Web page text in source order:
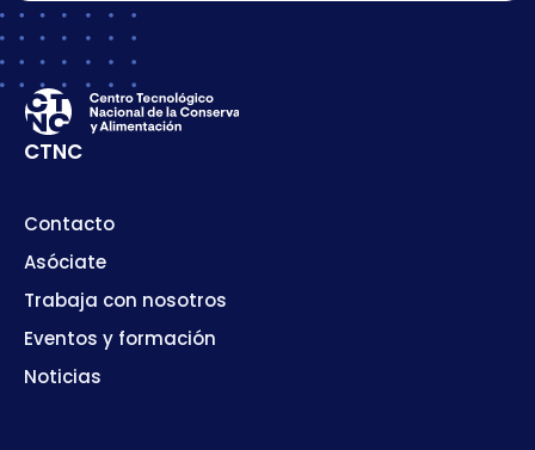
CTNC
Contacto
Asóciate
Trabaja con nosotros
Eventos y formación
Noticias